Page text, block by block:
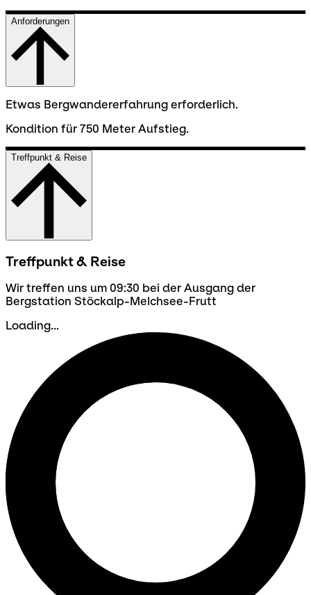
Anforderungen
Etwas Bergwandererfahrung erforderlich.
Kondition für 750 Meter Aufstieg.
Treffpunkt & Reise
Treffpunkt & Reise
Wir treffen uns um 09:30 bei der Ausgang der
Bergstation Stöckalp-Melchsee-Frutt
Loading...